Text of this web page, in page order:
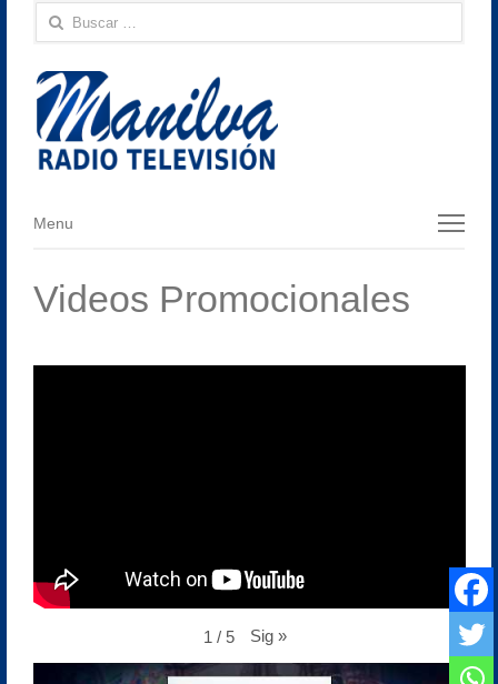
Buscar:
Menu
Menu
Videos Promocionales
1 / 5 Sig »